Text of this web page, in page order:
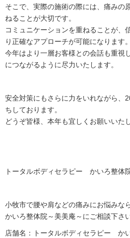
そこで、実際の施術の際には、痛みの
ねることが大切です。
コミュニケーションを重ねることが、
り正確なアプローチが可能になります。
今年はより一層お客様との会話も重視
につながるように尽力いたします。
安全対策にもさらに力をいれながら、
ちしております。
どうぞ皆様、本年も宜しくお願いいた
トータルボディセラピー かいろ整体
小牧市で腰や肩などの痛みにお悩みな
かいろ整体院～美美庵～にご相談下さい
店舗名：トータルボディセラピー か